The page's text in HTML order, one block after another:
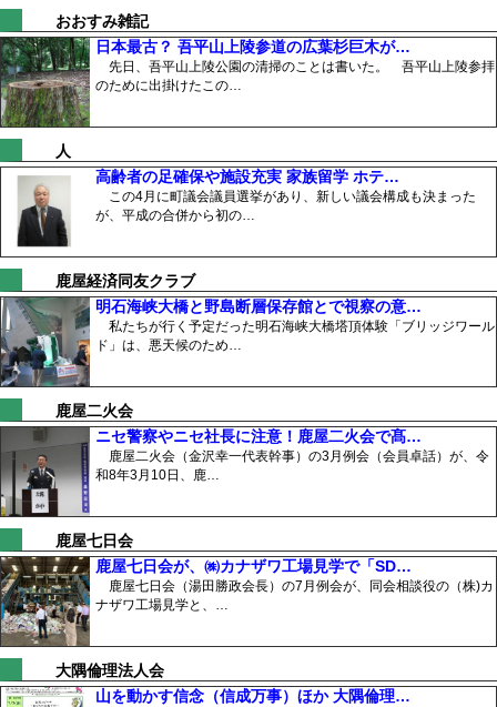
おおすみ雑記
日本最古？ 吾平山上陵参道の広葉杉巨木が…
先日、吾平山上陵公園の清掃のことは書いた。 吾平山上陵参拝
のために出掛けたこの…
人
高齢者の足確保や施設充実 家族留学 ホテ…
この4月に町議会議員選挙があり、新しい議会構成も決まった
が、平成の合併から初の…
鹿屋経済同友クラブ
明石海峡大橋と野島断層保存館とで視察の意…
私たちが行く予定だった明石海峡大橋塔頂体験「ブリッジワール
ド」は、悪天候のため…
鹿屋二火会
ニセ警察やニセ社長に注意！鹿屋二火会で髙…
鹿屋二火会（金沢幸一代表幹事）の3月例会（会員卓話）が、令
和8年3月10日、鹿…
鹿屋七日会
鹿屋七日会が、㈱カナザワ工場見学で「SD…
鹿屋七日会（湯田勝政会長）の7月例会が、同会相談役の（株)カ
ナザワ工場見学と、…
大隅倫理法人会
山を動かす信念（信成万事）ほか 大隅倫理…